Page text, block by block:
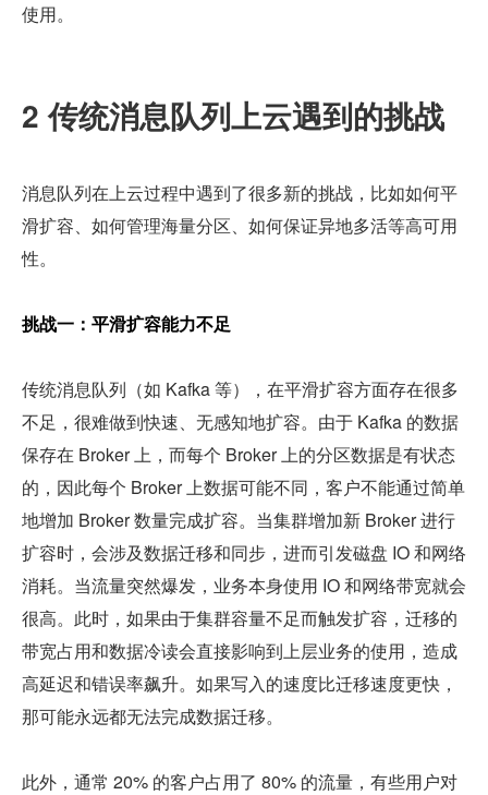
使用。
2 传统消息队列上云遇到的挑战
消息队列在上云过程中遇到了很多新的挑战，比如如何平
滑扩容、如何管理海量分区、如何保证异地多活等高可用
性。
挑战一：平滑扩容能力不足
传统消息队列（如 Kafka 等），在平滑扩容方面存在很多
不足，很难做到快速、无感知地扩容。由于 Kafka 的数据
保存在 Broker 上，而每个 Broker 上的分区数据是有状态
的，因此每个 Broker 上数据可能不同，客户不能通过简单
地增加 Broker 数量完成扩容。当集群增加新 Broker 进行
扩容时，会涉及数据迁移和同步，进而引发磁盘 IO 和网络
消耗。当流量突然爆发，业务本身使用 IO 和网络带宽就会
很高。此时，如果由于集群容量不足而触发扩容，迁移的
带宽占用和数据冷读会直接影响到上层业务的使用，造成
高延迟和错误率飙升。如果写入的速度比迁移速度更快，
那可能永远都无法完成数据迁移。
此外，通常 20% 的客户占用了 80% 的流量，有些用户对